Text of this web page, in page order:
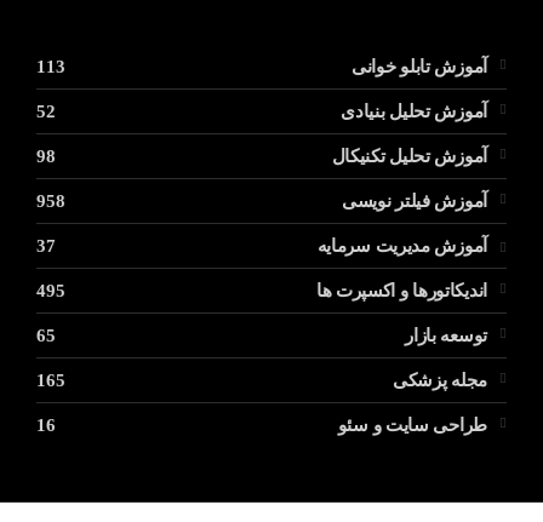
آموزش تابلو خوانی 113
آموزش تحلیل بنیادی 52
آموزش تحلیل تکنیکال 98
آموزش فیلتر نویسی 958
آموزش مدیریت سرمایه 37
اندیکاتورها و اکسپرت ها 495
توسعه بازار 65
مجله پزشکی 165
طراحی سایت و سئو 16